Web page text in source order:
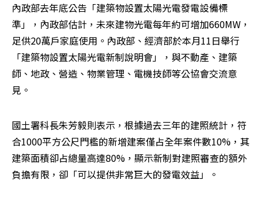
內政部去年底公告「建築物設置太陽光電發電設備標
準」，內政部估計，未來建物光電每年約可增加660MW，
足供20萬戶家庭使用。內政部、經濟部於本月11日舉行
「建築物設置太陽光電新制說明會」，與不動產、建築
師、地政、營造、物業管理、電機技師等公協會交流意
見。
國土署科長朱芳毅則表示，根據過去三年的建照統計，符
合1000平方公尺門檻的新增建案僅占全年案件數10%，其
建築面積卻占總量高達80%，顯示新制對建照審查的額外
負擔有限，卻「可以提供非常巨大的發電效益」。